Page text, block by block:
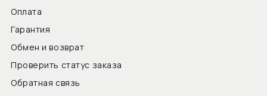
Оплата
Гарантия
Обмен и возврат
Проверить статус заказа
Обратная связь